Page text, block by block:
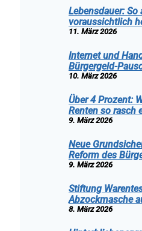
Lebensdauer: So
voraussichtlich
11. März 2026
Internet und
Bürgergeld-
10. März 2026
Über 4 Prozent:
Renten so rasch
9. März 2026
Neue
Reform des
9. März 2026
Stiftung
Abzockmasche
8. März 2026